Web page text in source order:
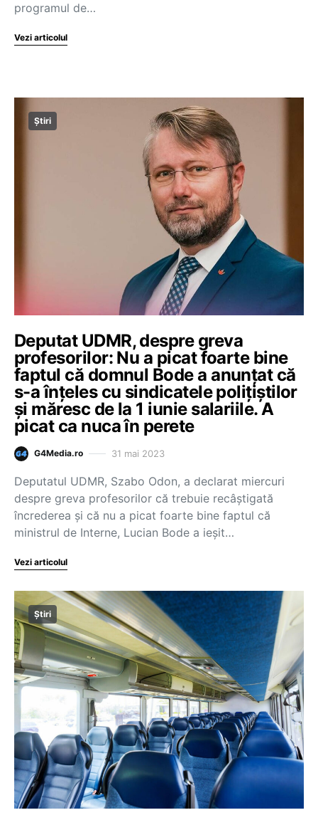
programul de…
Vezi articolul
Știri
Deputat UDMR, despre greva
profesorilor: Nu a picat foarte bine
faptul că domnul Bode a anunțat că
s-a înțeles cu sindicatele polițiștilor
și măresc de la 1 iunie salariile. A
picat ca nuca în perete
G4Media.ro 31 mai 2023
Deputatul UDMR, Szabo Odon, a declarat miercuri
despre greva profesorilor că trebuie recâştigată
încrederea şi că nu a picat foarte bine faptul că
ministrul de Interne, Lucian Bode a ieşit…
Vezi articolul
Știri